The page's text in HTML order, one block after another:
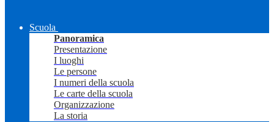
Scuola
Panoramica
Presentazione
I luoghi
Le persone
I numeri della scuola
Le carte della scuola
Organizzazione
La storia